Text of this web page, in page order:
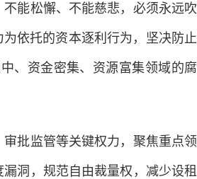
能松懈、不能慈悲，必须永远吹
依托的资本逐利行为，坚决防止
、资金密集、资源富集领域的腐
批监管等关键权力，聚焦重点领
洞，规范自由裁量权，减少设租